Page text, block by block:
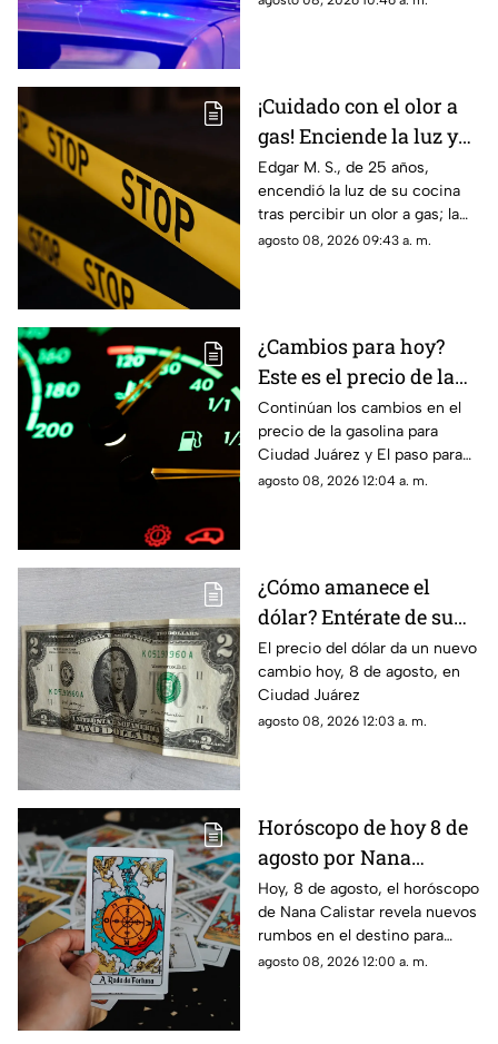
¡Cuidado con el olor a
gas! Enciende la luz y
genera explosión en
vivienda de Ciudad
Juárez
Edgar M. S., de 25 años,
encendió la luz de su cocina
tras percibir un olor a gas; la
chispante detonación le
agosto 08, 2026 09:43 a. m.
¿Cambios para hoy?
Este es el precio de la
gasolina para Ciudad
Juárez y El Paso
Continúan los cambios en el
precio de la gasolina para
Ciudad Juárez y El paso para
hoy, 8 de agosto
agosto 08, 2026 12:04 a. m.
¿Cómo amanece el
dólar? Entérate de su
precio hoy, 8 de agosto,
en Ciudad Juárez
El precio del dólar da un nuevo
cambio hoy, 8 de agosto, en
Ciudad Juárez
agosto 08, 2026 12:03 a. m.
Horóscopo de hoy 8 de
agosto por Nana
Calistar: ¿Qué te depara
el destino este sábado?
Hoy, 8 de agosto, el horóscopo
de Nana Calistar revela nuevos
rumbos en el destino para
estos signos
agosto 08, 2026 12:00 a. m.